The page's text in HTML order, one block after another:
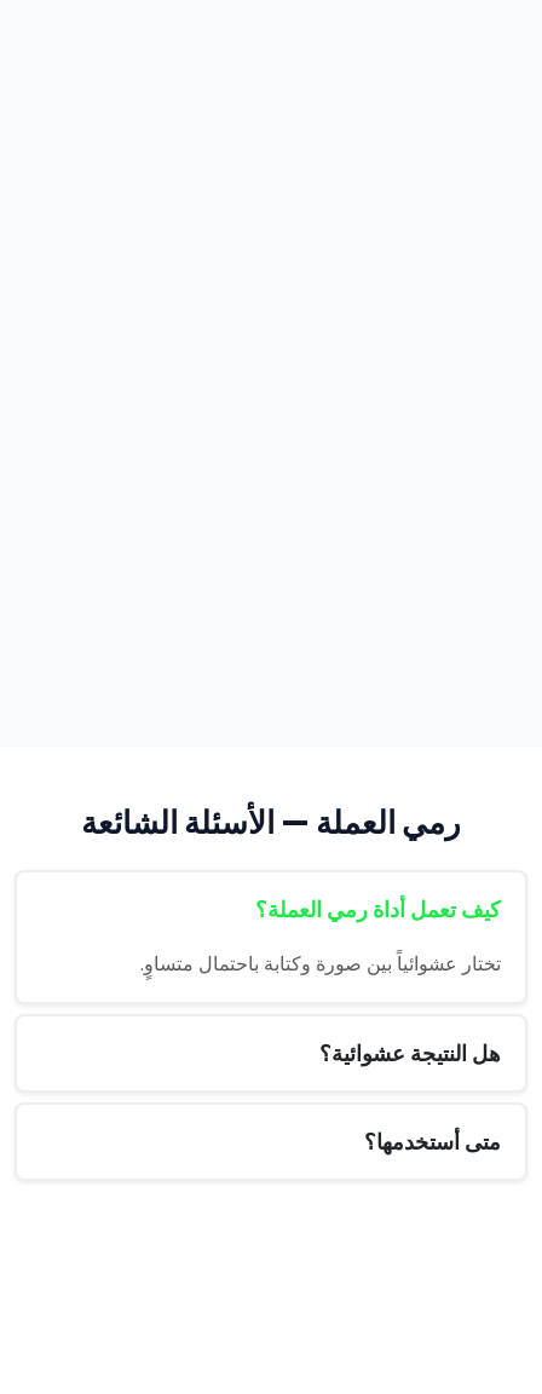
رمي العملة — الأسئلة الشائعة
كيف تعمل أداة رمي العملة؟
تختار عشوائياً بين صورة وكتابة باحتمال متساوٍ.
هل النتيجة عشوائية؟
متى أستخدمها؟